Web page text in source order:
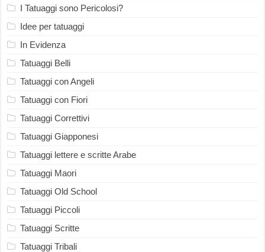
I Tatuaggi sono Pericolosi?
Idee per tatuaggi
In Evidenza
Tatuaggi Belli
Tatuaggi con Angeli
Tatuaggi con Fiori
Tatuaggi Correttivi
Tatuaggi Giapponesi
Tatuaggi lettere e scritte Arabe
Tatuaggi Maori
Tatuaggi Old School
Tatuaggi Piccoli
Tatuaggi Scritte
Tatuaggi Tribali